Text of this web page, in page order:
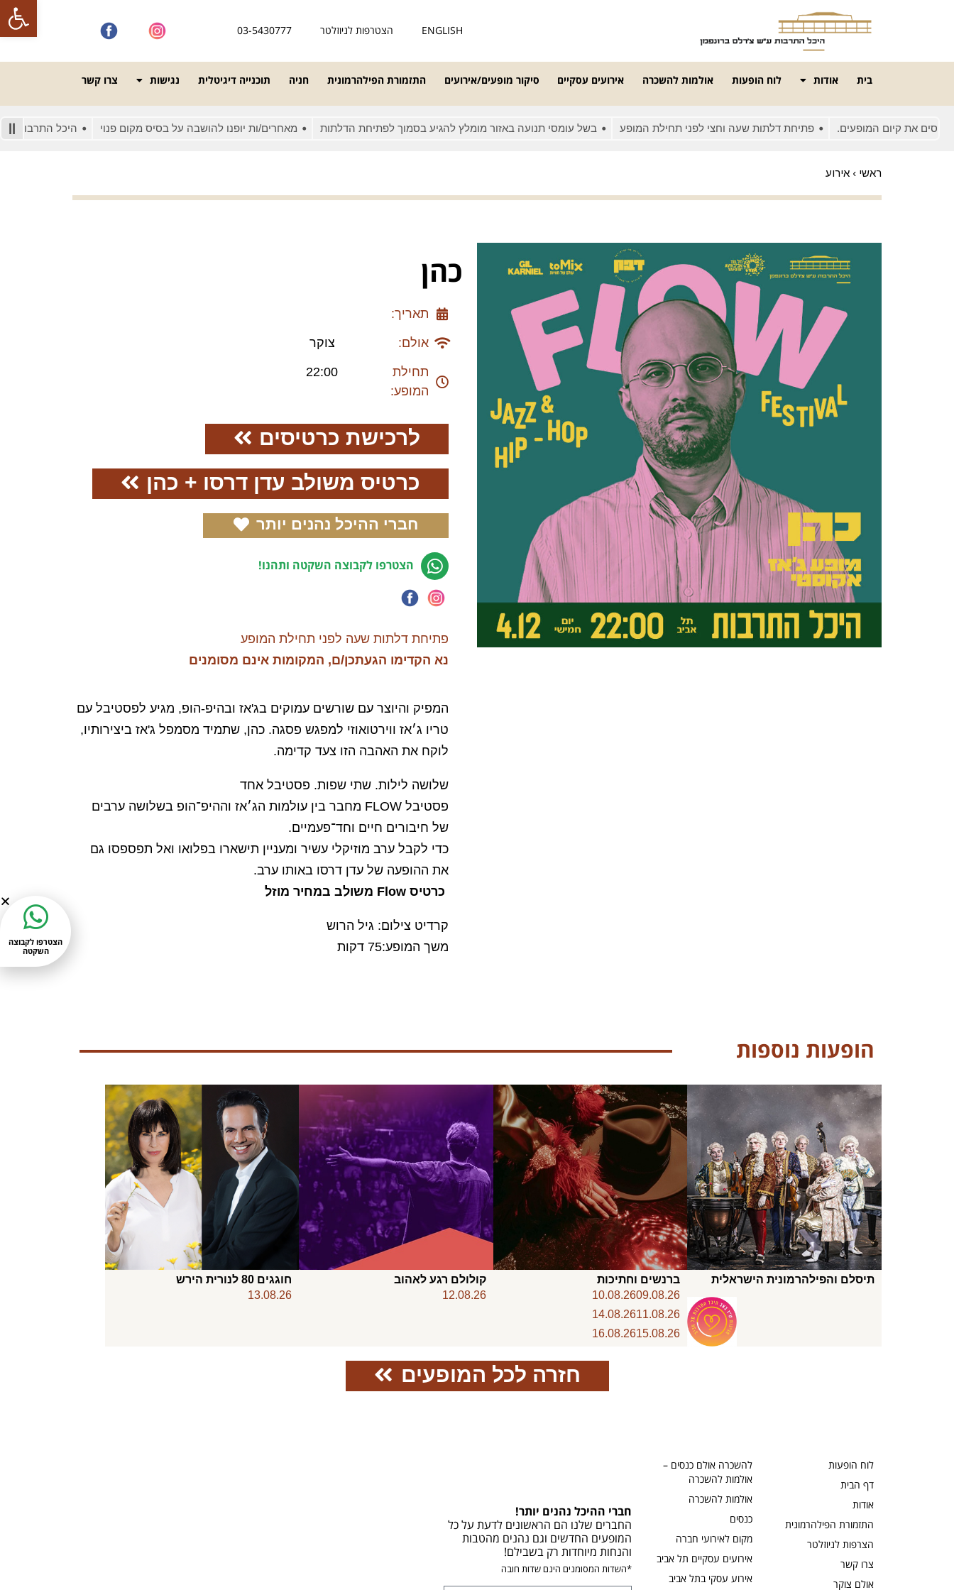
פתח
ENGLISH הצטרפות לניוזלטר 03-5430777
בית אודות לוח הופעות אולמות להשכרה אירועים עסקיים סיקור מופעים/אירועים התזמורת הפילהרמונית חניה תוכנייה דיגיטלית נגישות צרו קשר
את קיום המופעים. פתיחת דלתות שעה וחצי לפני תחילת המופע בשל עומסי תנועה באזור מומלץ להגיע בסמוך לפתיחת הדלתות מאחרים/ות יופנו להושבה על בסיס מקום פנוי היכל התרבות מונגש
ראשי › אירוע
כהן
תאריך:
אולם: צוקר
תחילת
המופע:
22:00
לרכישת כרטיסים
כרטיס משולב עדן דרסו + כהן
חברי ההיכל נהנים יותר
הצטרפו לקבוצה השקטה ותהנו!
פתיחת דלתות שעה לפני תחילת המופע
נא הקדימו הגעתכן/ם, המקומות אינם מסומנים
המפיק והיוצר עם שורשים עמוקים בג'אז ובהיפ-הופ, מגיע לפסטיבל עם
טריו ג׳אז ווירטואוזי למפגש פסגה. כהן, שתמיד מסמפל ג'אז ביצירותיו,
לוקח את האהבה הזו צעד קדימה.
שלושה לילות. שתי שפות. פסטיבל אחד
פסטיבל FLOW מחבר בין עולמות הג׳אז וההיפ־הופ בשלושה ערבים
של חיבורים חיים וחד־פעמיים.
כדי לקבל ערב מוזיקלי עשיר ומעניין תישארו בפלואו ואל תפספסו גם
את ההופעה של עדן דרסו באותו ערב.
כרטיס Flow משולב במחיר מוזל
קרדיט צילום: גיל הרוש
משך המופע:75 דקות
הופעות נוספות
תיסלם והפילהרמונית הישראלית
ברנשים וחתיכות
09.08.26
10.08.26
11.08.26
14.08.26
15.08.26
16.08.26
קולולם רגע לאהוב
12.08.26
חוגגים 80 לנורית הירש
13.08.26
חזרה לכל המופעים
לוח הופעות
דף הבית
אודות
התזמורת הפילהרמונית
הצרפות לניוזלטר
צרו קשר
אולם צוקר
להשכרה אולם כנסים –
אולמות להשכרה
אולמות להשכרה
כנסים
מקום לאירועי חברה
אירועים עסקיים תל אביב
אירוע עסקי בתל אביב
חברי ההיכל נהנים יותר!
החברים שלנו הם הראשונים לדעת על כל
המופעים החדשים וגם נהנים מהטבות
והנחות מיוחדות רק בשבילם!
*השדות המסומנים הינם שדות חובה
הצטרפו לקבוצה
השקטה